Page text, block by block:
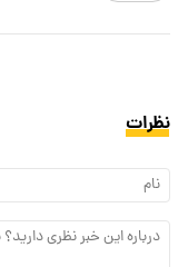
نظرات